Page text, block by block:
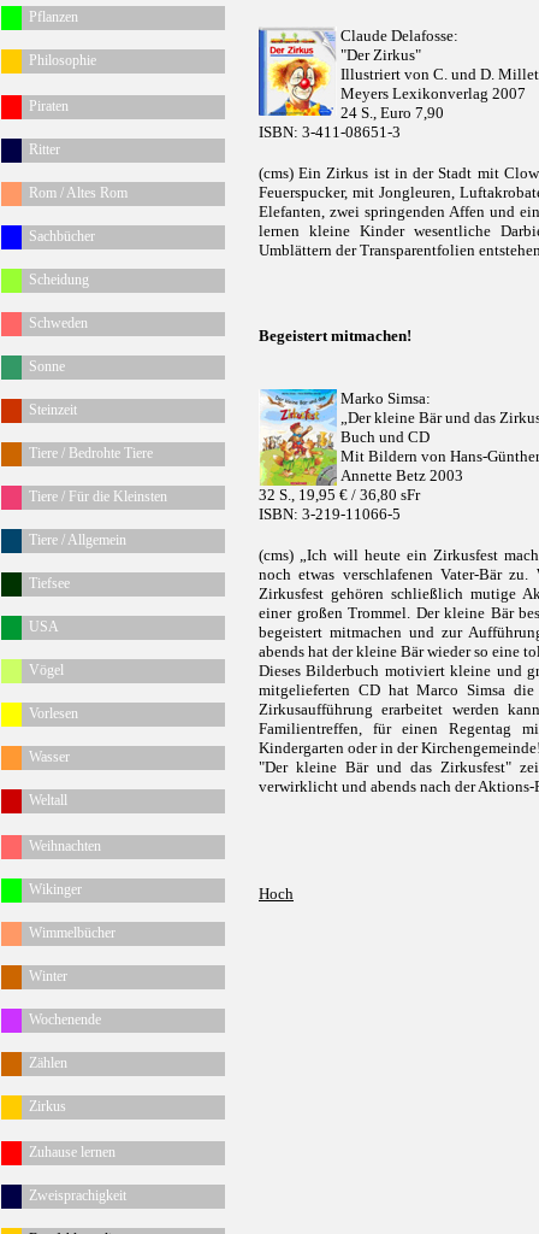
Pflanzen
Philosophie
Piraten
Ritter
Rom / Altes Rom
Sachbücher
Scheidung
Schweden
Sonne
Steinzeit
Tiere / Bedrohte Tiere
Tiere / Für die Kleinsten
Tiere / Allgemein
Tiefsee
USA
Vögel
Vorlesen
Wasser
Weltall
Weihnachten
Wikinger
Wimmelbücher
Winter
Wochenende
Zählen
Zirkus
Zuhause lernen
Zweisprachigkeit
Claude Delafosse:
"Der Zirkus"
Illustriert von C. und D. Millet
Meyers Lexikonverlag 2007
24 S., Euro 7,90
ISBN: 3-411-08651-3
(cms) Ein Zirkus ist in der Stadt mit
Feuerspucker, mit Jongleuren,
Elefanten, zwei springenden Affen und
lernen kleine Kinder wesentliche
Umblättern der Transparentfolien
Begeistert mitmachen!
Marko Simsa:
„Der kleine Bär und das
Buch und CD
Mit Bildern von Hans-
Annette Betz 2003
32 S., 19,95 € / 36,80 sFr
ISBN: 3-219-11066-5
(cms) „Ich will heute ein Zirkusfest
noch etwas verschlafenen Vater-Bär
Zirkusfest gehören schließlich mutige
einer großen Trommel. Der kleine Bär
begeistert mitmachen und zur
abends hat der kleine Bär wieder so eine
Dieses Bilderbuch motiviert kleine und
mitgelieferten CD hat Marco Simsa die
Zirkusaufführung erarbeitet werden
Familientreffen, für einen Regentag
Kindergarten oder in der
"Der kleine Bär und das Zirkusfest"
verwirklicht und abends nach der Aktions-
Hoch